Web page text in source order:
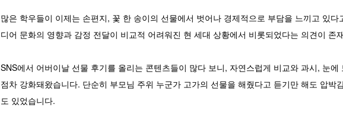
많은 학우들이 이제는 손편지, 꽃 한 송이의 선물에서 벗어나 경제적으로 부담을 느끼고 있다
디어 문화의 영향과 감정 전달이 비교적 어려워진 현 세대 상황에서 비롯되었다는 의견이 존
SNS에서 어버이날 선물 후기를 올리는 콘텐츠들이 많다 보니, 자연스럽게 비교와 과시, 눈에
점차 강화돼왔습니다. 단순히 부모님 주위 누군가 고가의 선물을 해줬다고 듣기만 해도 압박
도 있었습니다.